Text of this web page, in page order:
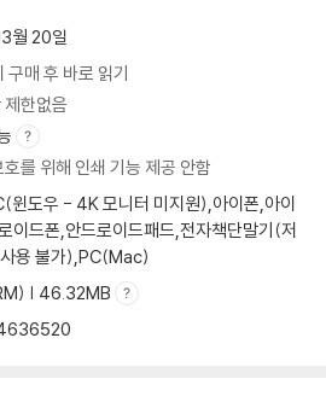
월 20일
구매 후 바로 읽기
제한없음
를 위해 인쇄 기능 제공 안함
윈도우 - 4K 모니터 미지원),아이폰,아이
이드폰,안드로이드패드,전자책단말기(저
용 불가),PC(Mac)
| 46.32MB